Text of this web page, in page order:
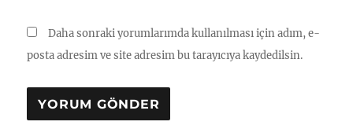
Daha sonraki yorumlarımda kullanılması için adım, e-
posta adresim ve site adresim bu tarayıcıya kaydedilsin.